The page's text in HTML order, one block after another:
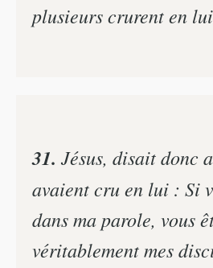
plusieurs crurent en
31. Jésus, disait donc
avaient cru en lui : Si
dans ma parole, vous
véritablement mes